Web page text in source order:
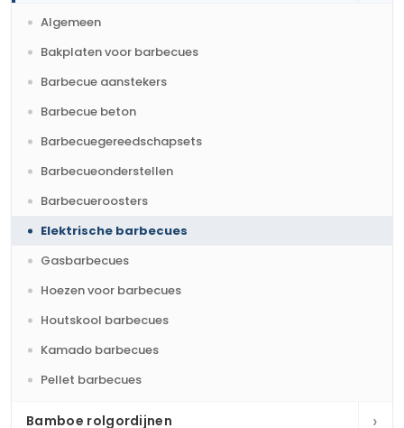
Algemeen
Bakplaten voor barbecues
Barbecue aanstekers
Barbecue beton
Barbecuegereedschapsets
Barbecueonderstellen
Barbecueroosters
Elektrische barbecues
Gasbarbecues
Hoezen voor barbecues
Houtskool barbecues
Kamado barbecues
Pellet barbecues
Bamboe rolgordijnen ›